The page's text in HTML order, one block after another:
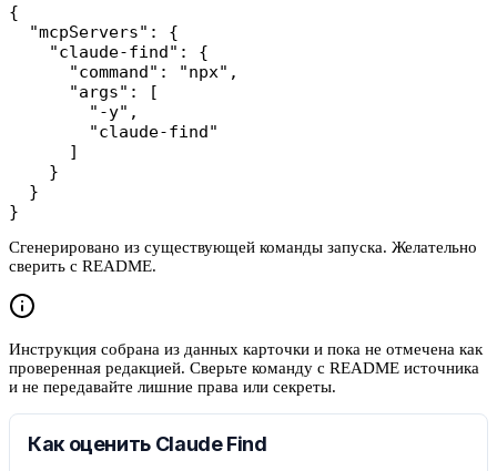
{
  "mcpServers": {
    "claude-find": {
      "command": "npx",
      "args": [
        "-y",
        "claude-find"
      ]
    }
  }
}
Сгенерировано из существующей команды запуска. Желательно
сверить с README.
Инструкция собрана из данных карточки и пока не отмечена как
проверенная редакцией. Сверьте команду с README источника
и не передавайте лишние права или секреты.
Как оценить Claude Find